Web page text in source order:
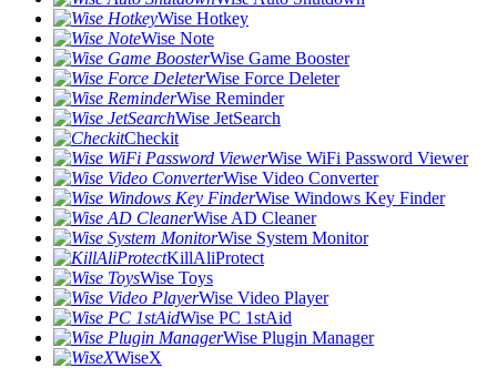
Wise Hotkey
Wise Note
Wise Game Booster
Wise Force Deleter
Wise Reminder
Wise JetSearch
Checkit
Wise WiFi Password Viewer
Wise Video Converter
Wise Windows Key Finder
Wise AD Cleaner
Wise System Monitor
KillAliProtect
Wise Toys
Wise Video Player
Wise PC 1stAid
Wise Plugin Manager
WiseX